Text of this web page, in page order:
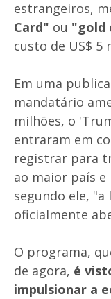
estrangeiros,
Card" ou "gold
custo de US$ 5
Em uma
mandatário
milhões, o
entraram em
registrar para
ao maior país e
segundo ele,
oficialmente
O programa,
de agora, é
impulsionar a